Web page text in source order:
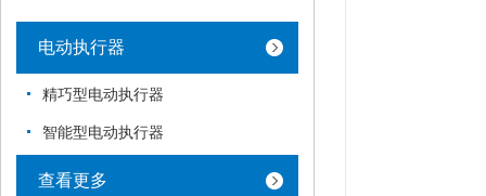
电动执行器
精巧型电动执行器
智能型电动执行器
查看更多